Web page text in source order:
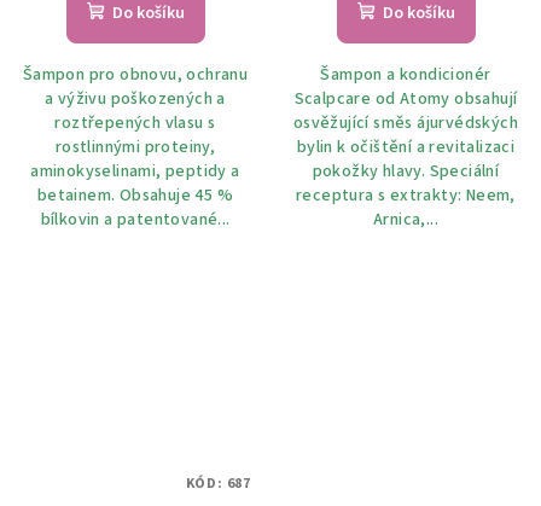
Do košíku
Šampon pro obnovu, ochranu
a výživu poškozených a
roztřepených vlasu s
rostlinnými proteiny,
aminokyselinami, peptidy a
betainem. Obsahuje 45 %
bílkovin a patentované...
Do košíku
Šampon a kondicionér
Scalpcare od Atomy obsahují
osvěžující směs ájurvédských
bylin k očištění a revitalizaci
pokožky hlavy. Speciální
receptura s extrakty: Neem,
Arnica,...
KÓD: 687